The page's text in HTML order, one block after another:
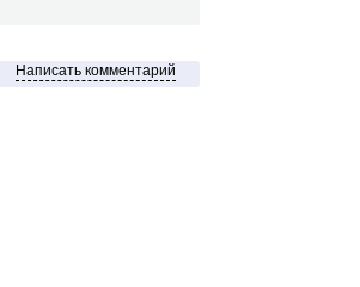
Написать комментарий